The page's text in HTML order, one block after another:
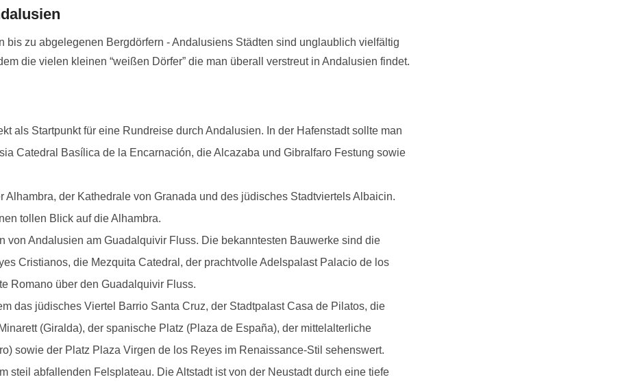
zu abgelegenen Bergdörfern - Andalusiens Städten sind unglaublich vielfältig
die vielen kleinen “weißen Dörfer” die man überall verstreut in Andalusien findet.
als Startpunkt für eine Rundreise durch Andalusien. In der Hafenstadt sollte man
Catedral Basílica de la Encarnación, die Alcazaba und Gibralfaro Festung sowie
Alhambra, der Kathedrale von Granada und des jüdisches Stadtviertels Albaicin.
tollen Blick auf die Alhambra.
von Andalusien am Guadalquivir Fluss. Die bekanntesten Bauwerke sind die
Cristianos, die Mezquita Catedral, der prachtvolle Adelspalast Palacio de los
Romano über den Guadalquivir Fluss.
das jüdisches Viertel Barrio Santa Cruz, der Stadtpalast Casa de Pilatos, die
(Giralda), der spanische Platz (Plaza de España), der mittelalterliche
sowie der Platz Plaza Virgen de los Reyes im Renaissance-Stil sehenswert.
steil abfallenden Felsplateau. Die Altstadt ist von der Neustadt durch eine tiefe